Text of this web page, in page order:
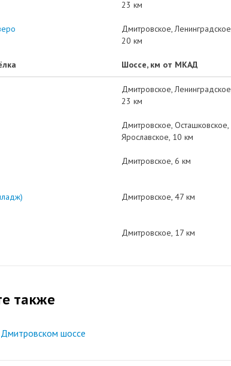
23 км
Дмитровское Ленинградское
20 км
Шоссе, км от МКАД
Дмитровское Ленинградское
23 км
Дмитровское Осташковское
Ярославское 10 км
Дмитровское 6 км
Дмитровское 47 км
Дмитровское 17 км
также
Дмитровском шоссе